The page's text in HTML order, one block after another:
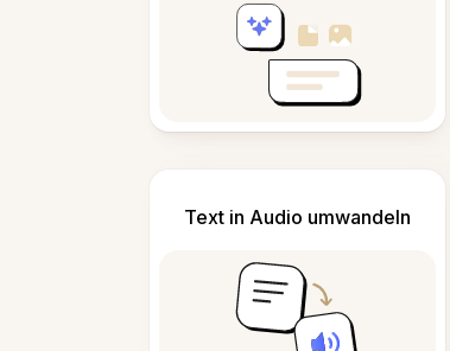
Text in Audio umwandeln